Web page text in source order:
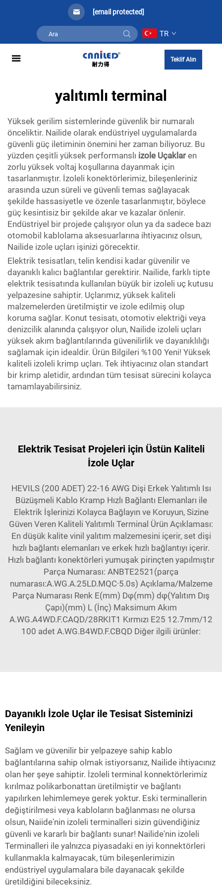
[email protected]
TR
Teklif Alın
yalıtımlı terminal
Yüksek gerilim sistemlerinde güvenlik bir numaralı
önceliktir. Nailide olarak endüstriyel uygulamalarda
güvenli güç iletiminin önemini her zaman biliyoruz. Bu
yüzden çeşitli yüksek performanslı izole Uçaklaren
zorlu yüksek voltaj koşullarına dayanmak için
tasarlanmıştır. İzoleli konektörlerimiz, bileşenleriniz
arasında uzun süreli ve güvenli temas sağlayacak
şekilde hassasiyetle ve özenle tasarlanmıştır, böylece
güç kesintisiz bir şekilde akar ve kazalar önlenir.
Endüstriyel bir projede çalışıyor olun ya da sadece bazı
otomobil kablolama aksesuarlarına ihtiyacınız olsun,
Nailide izole uçları işinizi görecektir.
Elektrik tesisatları, telin kendisi kadar güvenilir ve
dayanıklı kalıcı bağlantılar gerektirir. Nailide, farklı tipte
elektrik tesisatında kullanılan büyük bir izoleli uç kutusu
yelpazesine sahiptir. Uçlarımız, yüksek kaliteli
malzemelerden üretilmiştir ve izole edilmiş olup
koruma sağlar. Konut tesisatı, otomotiv elektriği veya
denizcilik alanında çalışıyor olun, Nailide izoleli uçları
yüksek akım bağlantılarında güvenilirlik ve dayanıklılığı
sağlamak için idealdir. Ürün Bilgileri %100 Yeni! Yüksek
kaliteli izoleli krimp uçları. Tek ihtiyacınız olan standart
bir krimp aletidir, ardından tüm tesisat sürecini kolayca
tamamlayabilirsiniz.
Elektrik Tesisat Projeleri için Üstün Kaliteli
İzole Uçlar
HEVILS (200 ADET) 22-16 AWG Dişi Erkek Yalıtımlı Isı
Büzüşmeli Kablo Kramp Hızlı Bağlantı Elemanları ile
Elektrik İşlerinizi Kolayca Bağlayın ve Koruyun, Sizine
Güven Veren Kaliteli Yalıtımlı Terminal Ürün Açıklaması:
En düşük kalite vinil yalıtım malzemesini içerir, set dişi
hızlı bağlantı elemanları ve erkek hızlı bağlantıyı içerir.
Hızlı bağlantı konektörleri yumuşak pirinçten yapılmıştır
Parça Numarası: ANBTE2521(parça
numarası:A.WG.A.25LD.MQC·5.0s) Açıklama/Malzeme
Parça Numarası Renk E(mm) Dφ(mm) dφ(Yalıtım Dış
Çapı)(mm) L (İnç) Maksimum Akım
A.WG.A4WD.F.CAQD/28RKIT1 Kırmızı E25 12.7mm/12
100 adet A.WG.B4WD.F.CBQD Diğer ilgili ürünler:
Dayanıklı İzole Uçlar ile Tesisat Sisteminizi
Yenileyin
Sağlam ve güvenilir bir yelpazeye sahip kablo
bağlantılarına sahip olmak istiyorsanız, Nailide ihtiyacınız
olan her şeye sahiptir. İzoleli terminal konnektörlerimiz
kırılmaz polikarbonattan üretilmiştir ve bağlantı
yapılırken lehimlemeye gerek yoktur. Eski terminallerin
değiştirilmesi veya kabloların bağlanması ne olursa
olsun, Naiide'nin izoleli terminalleri sizin güvendiğiniz
güvenli ve kararlı bir bağlantı sunar! Nailide'nin izoleli
Terminalleri ile yalnızca piyasadaki en iyi konnektörleri
kullanmakla kalmayacak, tüm bileşenlerimizin
endüstriyel uygulamalara bile dayanacak şekilde
üretildiğini bileceksiniz.